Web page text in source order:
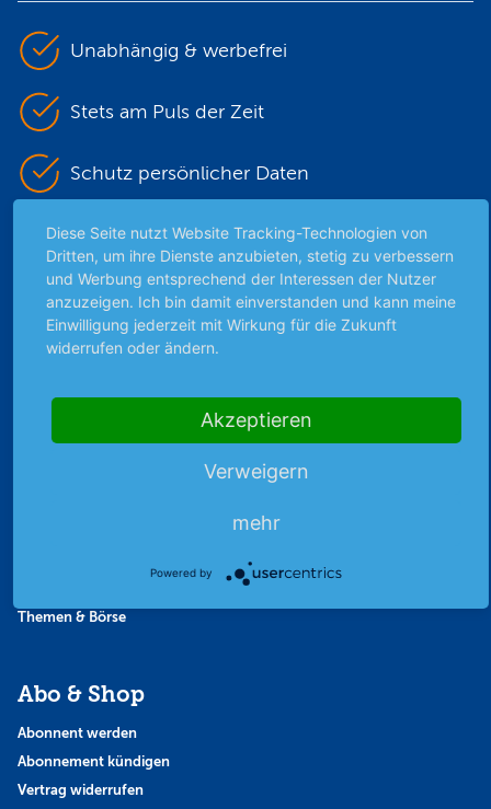
Unabhängig & werbefrei
Stets am Puls der Zeit
Schutz persönlicher Daten
Sicher mit SSL-Verschlüsselung
Highlights
Börsengespräche
Themen & Börse
Abo & Shop
Abonnent werden
Abonnement kündigen
Vertrag widerrufen
Diese Seite nutzt Website Tracking-Technologien von
Dritten, um ihre Dienste anzubieten, stetig zu verbessern
und Werbung entsprechend der Interessen der Nutzer
anzuzeigen. Ich bin damit einverstanden und kann meine
Einwilligung jederzeit mit Wirkung für die Zukunft
widerrufen oder ändern.
Akzeptieren
Verweigern
mehr
Powered by